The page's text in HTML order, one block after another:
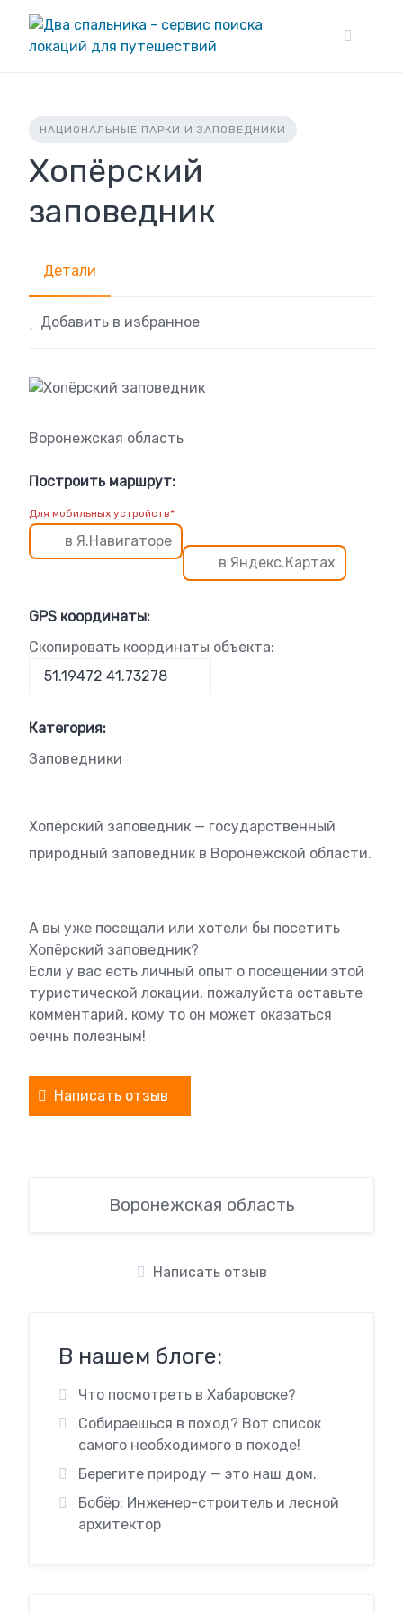
content
НАЦИОНАЛЬНЫЕ ПАРКИ И ЗАПОВЕДНИКИ
Хопёрский
заповедник
Детали
Добавить в избранное
Воронежская область
Построить маршрут:
Для мобильных устройств*
в Я.Навигаторе
в Яндекс.Картах
GPS координаты:
Скопировать координаты объекта:
Категория:
Заповедники
Хопёрский заповедник — государственный
природный заповедник в Воронежской области.
А вы уже посещали или хотели бы посетить
Хопёрский заповедник?
Если у вас есть личный опыт о посещении этой
туристической локации, пожалуйста оставьте
комментарий, кому то он может оказаться
оечнь полезным!
Написать отзыв
Воронежская область
Написать отзыв
В нашем блоге:
Что посмотреть в Хабаровске?
Собираешься в поход? Вот список
самого необходимого в походе!
Берегите природу — это наш дом.
Бобёр: Инженер-строитель и лесной
архитектор